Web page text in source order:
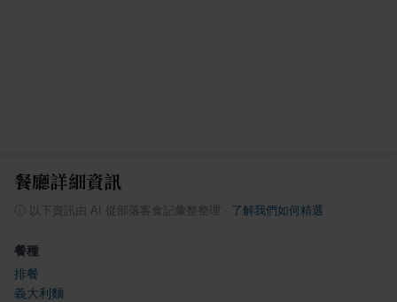
餐廳詳細資訊
以下資訊由 AI 從部落客食記彙整整理 了解我們如何精選
餐種
排餐
義大利麵